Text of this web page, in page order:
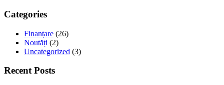
Categories
Finanțare (26)
Noutăți (2)
Uncategorized (3)
Recent Posts